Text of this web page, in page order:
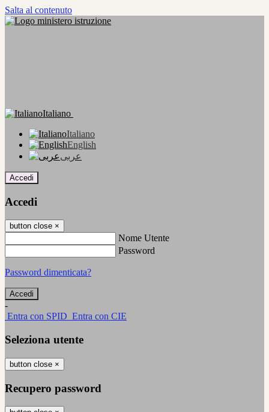
Salta al contenuto
Italiano
Italiano
English
عربى
Accedi
Accedi
button close ×
Nome Utente
Password
Password dimenticata?
-
Entra con SPID Entra con CIE
Seleziona utente
button close ×
Recupero password